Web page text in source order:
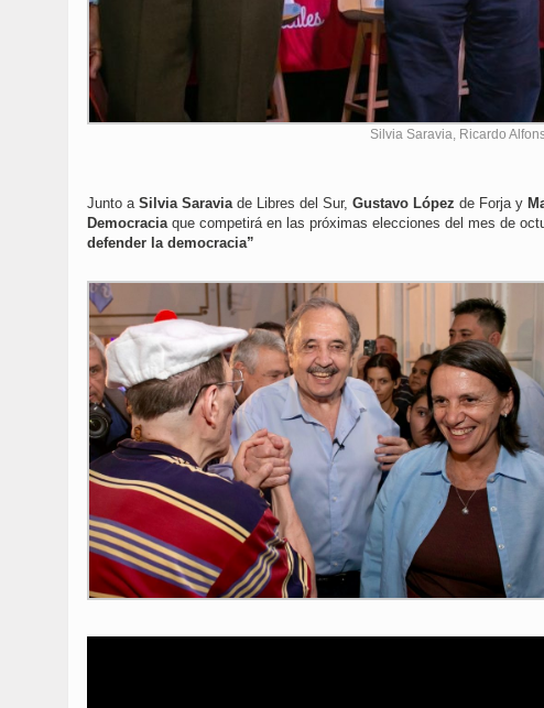
Silvia Saravia, Ricardo
Junto a Silvia Saraviade Libres del Sur, Gustavo López de Forja y
Democraciaque competirá en las próximas elecciones del mes de
defender la democracia”